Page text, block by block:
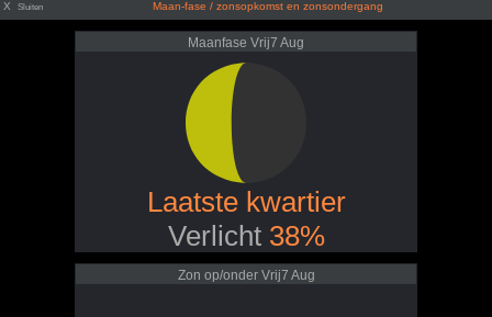
X Sluiten Maan-fase / zonsopkomst en zonsondergang
Maanfase Vrij7 Aug
Laatste kwartier
Verlicht 38%
Zon op/onder Vrij7 Aug